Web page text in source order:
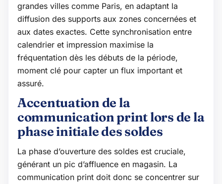
grandes villes comme Paris, en adaptant la
diffusion des supports aux zones concernées et
aux dates exactes. Cette synchronisation entre
calendrier et impression maximise la
fréquentation dès les débuts de la période,
moment clé pour capter un flux important et
assuré.
Accentuation de la
communication print lors de la
phase initiale des soldes
La phase d’ouverture des soldes est cruciale,
générant un pic d’affluence en magasin. La
communication print doit donc se concentrer sur